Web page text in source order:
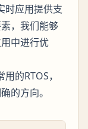
时应用提供支
，我们能够
中进行优
的RTOS，
的方向。